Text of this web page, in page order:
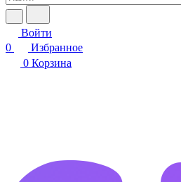
Войти
0
Избранное
0 Корзина